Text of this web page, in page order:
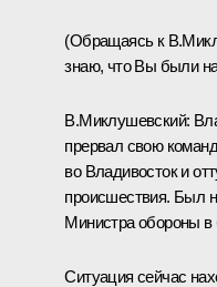
(Обращаясь к
знаю, что Вы были
В.Миклушевский:
прервал свою
во Владивосток и
происшествия. Был
Министра обороны
Ситуация сейчас